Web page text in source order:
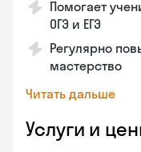
Помогает
ОГЭ и ЕГЭ
Регулярно
мастерство
Читать дальше
Услуги и